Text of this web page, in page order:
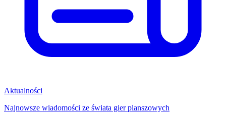
Aktualności
Najnowsze wiadomości ze świata gier planszowych